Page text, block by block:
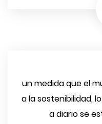
un medida que el
a la sostenibilidad,
a diario se